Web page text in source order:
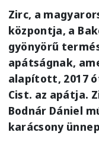
Zirc, a
központja, a
gyönyörű
apátságnak,
alapított, 2017
Cist. az apátja.
Bodnár Dániel
karácsony